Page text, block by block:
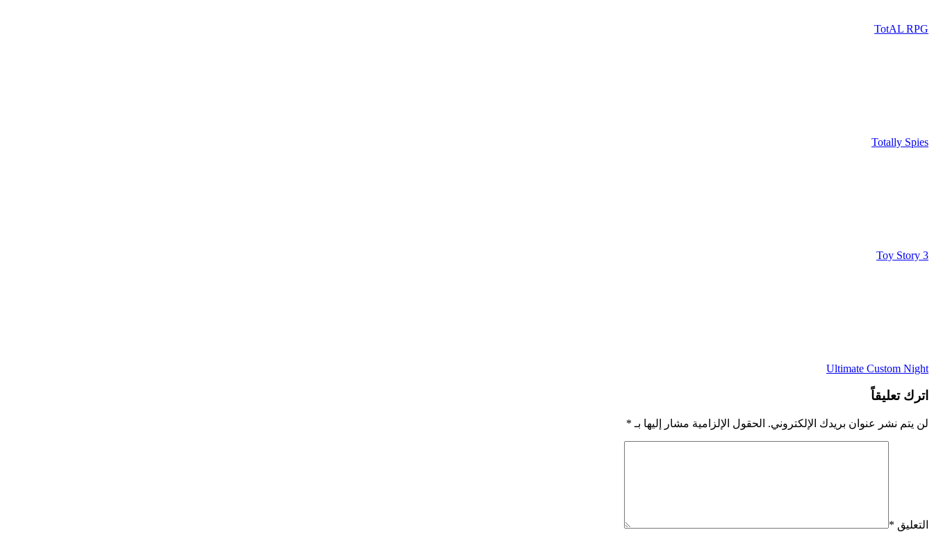
TotAL RPG
Totally Spies
Toy Story 3
Ultimate Custom Night
اترك تعليقاً
لن يتم نشر عنوان بريدك الإلكتروني. الحقول الإلزامية مشار إليها بـ *
التعليق *